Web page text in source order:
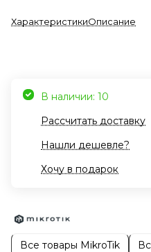
ХарактеристикиОписание
В наличии: 10
Рассчитать доставку
Нашли дешевле?
Хочу в подарок
Все товары MikroTik